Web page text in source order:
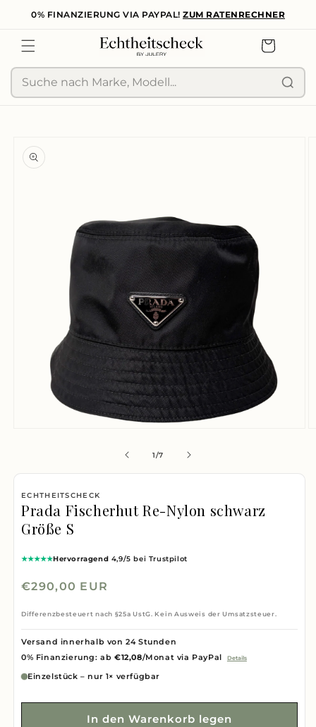
zum
0% FINANZIERUNG VIA PAYPAL! ZUM RATENRECHNER
Warenkorb
Suche
öffnen
1/von
7
ECHTHEITSCHECK
Prada Fischerhut Re-Nylon schwarz
Größe S
★★★★★Hervorragend 4,9/5 bei Trustpilot
Normaler
€290,00 EUR
Differenzbesteuert nach §25a UstG. Kein Ausweis der Umsatzsteuer.
Versand innerhalb von 24 Stunden
0% Finanzierung: ab €12,08/Monat via PayPal Details
Einzelstück – nur 1× verfügbar
In den Warenkorb legen